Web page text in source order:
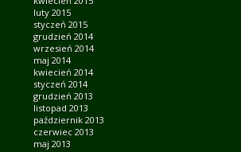
luty 2015
styczeń 2015
grudzień 2014
wrzesień 2014
maj 2014
kwiecień 2014
styczeń 2014
grudzień 2013
listopad 2013
październik 2013
czerwiec 2013
maj 2013